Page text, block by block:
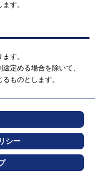
す。
す。
定める場合を除いて、
ものとします。
シー